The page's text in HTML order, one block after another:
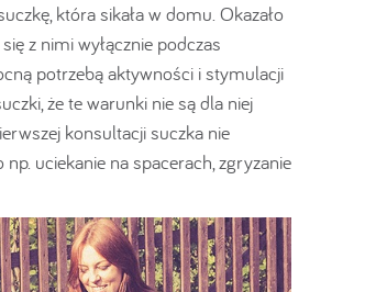
która sikała w domu. Okazało
z nimi wyłącznie podczas
potrzebą aktywności i stymulacji
że te warunki nie są dla niej
konsultacji suczka nie
uciekanie na spacerach, zgryzanie